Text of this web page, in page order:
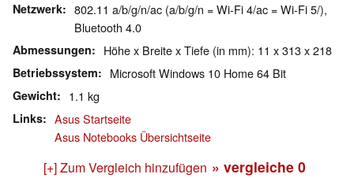
Netzwerk
802.11 a/b/g/n/ac (a/b/g/n = Wi-Fi 4/ac = Wi-Fi 5/),
Bluetooth 4.0
Abmessungen Höhe x Breite x Tiefe (in mm): 11 x 313 x 218
Betriebssystem Microsoft Windows 10 Home 64 Bit
Gewicht 1.1 kg
Links
Asus Startseite
Asus Notebooks Übersichtseite
[+] Zum Vergleich hinzufügen » vergleiche 0